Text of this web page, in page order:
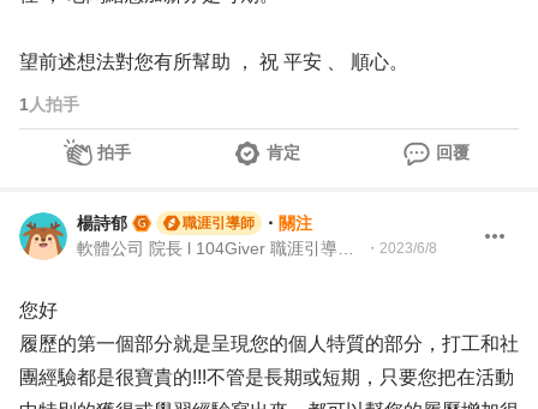
望前述想法對您有所幫助 ， 祝 平安 、 順心。
1 人拍手
拍手 肯定 回覆
楊詩郁 職涯引導師 ・ 關注
・ 2023/6/8
您好
履歷的第一個部分就是呈現您的個人特質的部分，打工和社
團經驗都是很寶貴的!!!不管是長期或短期，只要您把在活動